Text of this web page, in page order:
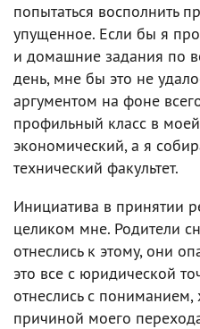
попытаться восполнить
упущенное. Если бы я
и домашние задания по
день, мне бы это не
аргументом на фоне
профильный класс в
экономический, а я
технический факультет.
Инициатива в принятии
целиком мне. Родители
отнеслись к этому, они
это все с юридической
отнеслись с пониманием,
причиной моего